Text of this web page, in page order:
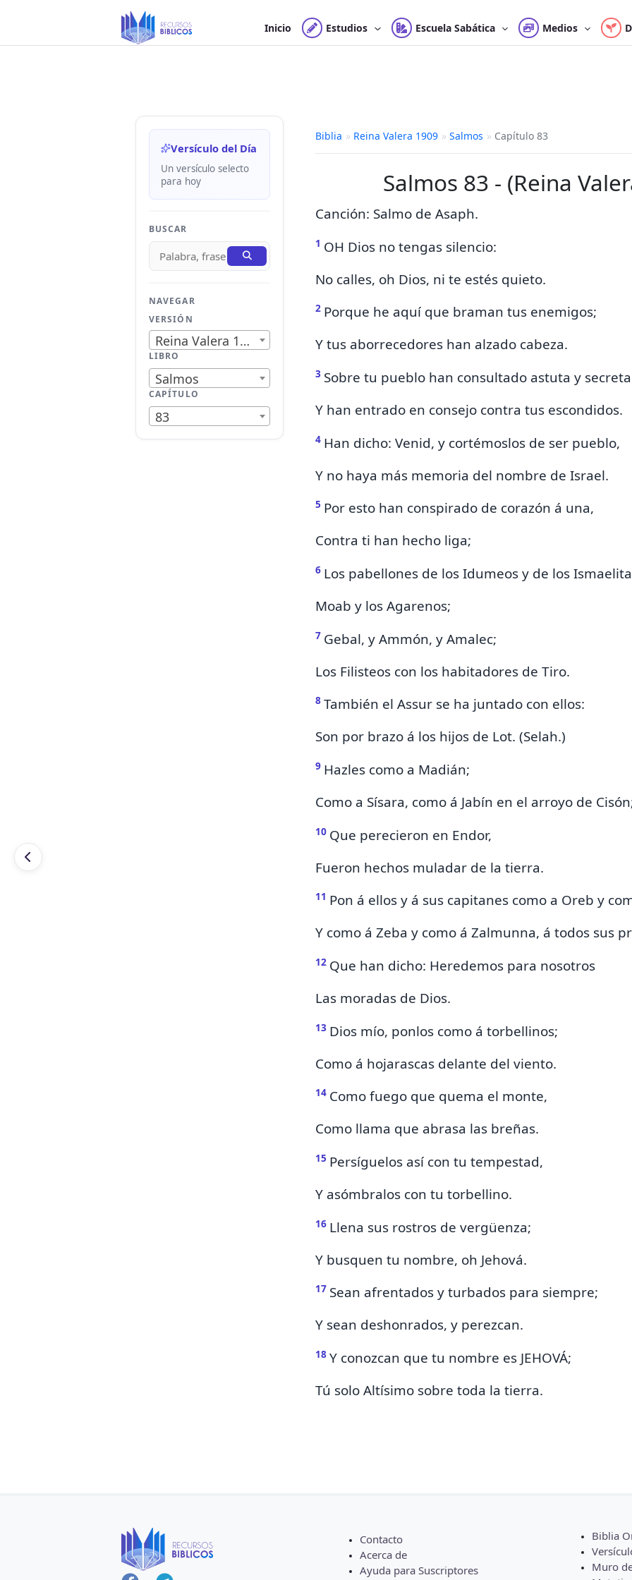
contenido
Inicio Estudios Escuela Sabática Medios
Versículo del Día
Un versículo selecto
para hoy
BUSCAR
NAVEGAR
VERSIÓN
Reina Valera 1909
LIBRO
Salmos
CAPÍTULO
83
Biblia » Reina Valera 1909 » Salmos » Capítulo 83
Salmos 83 - (Reina
Canción: Salmo de Asaph.
1 OH Dios no tengas silencio:
No calles, oh Dios, ni te estés quieto.
2 Porque he aquí que braman tus enemigos;
Y tus aborrecedores han alzado cabeza.
3 Sobre tu pueblo han consultado astuta y
Y han entrado en consejo contra tus escondidos.
4 Han dicho: Venid, y cortémoslos de ser pueblo,
Y no haya más memoria del nombre de Israel.
5 Por esto han conspirado de corazón á una,
Contra ti han hecho liga;
6 Los pabellones de los Idumeos y de los
Moab y losAgarenos;
7 Gebal, yAmmón, yAmalec;
Los Filisteos con los habitadores de Tiro.
8 También elAssur se ha juntado con ellos:
Son por brazo á los hijos de Lot. (Selah.)
9 Hazles como a Madián;
Como a Sísara, como á Jabín en el arroyo de
10 Que perecieron en Endor,
Fueron hechos muladar de la tierra.
11 Pon á ellos y á sus capitanes como a Oreb y
Y como áZeba y como á Zalmunna, á todos sus
12 Que han dicho: Heredemos para nosotros
Las moradas de Dios.
13 Dios mío, ponlos como á torbellinos;
Como á hojarascas delante del viento.
14 Como fuego que quema el monte,
Como llama que abrasa las breñas.
15 Persíguelos así con tu tempestad,
Y asómbralos con tu torbellino.
16 Llena sus rostros de vergüenza;
Y busquen tu nombre, oh Jehová.
17 Sean afrentados y turbados para siempre;
Y sean deshonrados, y perezcan.
18 Y conozcan quetu nombre es JEHOVÁ;
Tú solo Altísimo sobre toda la tierra.
Contacto
Acerca de
Ayuda para Suscriptores
Biblia
Muro